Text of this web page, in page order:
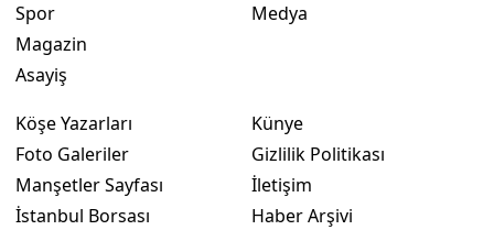
Zonguldak
Aksaray
Spor
Magazin
Asayiş
Medya
Köşe Yazarları
Foto Galeriler
Manşetler Sayfası
İstanbul Borsası
Künye
Gizlilik Politikası
İletişim
Haber Arşivi